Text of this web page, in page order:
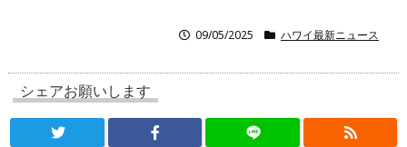
09/05/2025 ハワイ最新ニュース
シェアお願いします